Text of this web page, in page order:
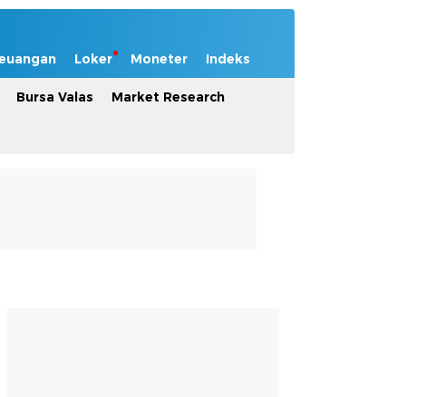
Loker Moneter Indeks
Bursa Valas Market Research